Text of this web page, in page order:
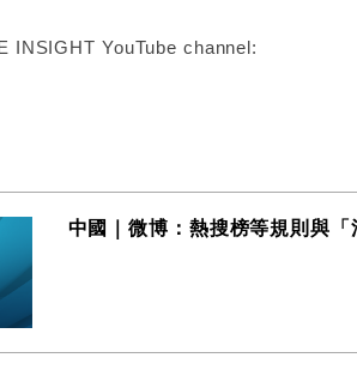
INSIGHT YouTube channel:
中國｜微博：熱搜榜等規則與